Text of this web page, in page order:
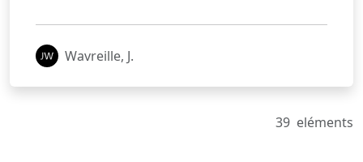
Wavreille, J.
39 eléments